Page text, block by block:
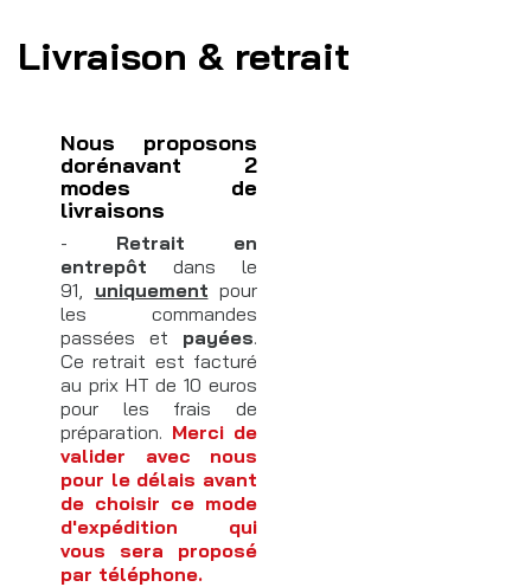
Livraison & retrait
Nous proposons
dorénavant 2
modes de
livraisons
- Retrait en
entrepôt dans le
91, uniquement pour
les commandes
passées et payées.
Ce retrait est facturé
au prix HT de 10 euros
pour les frais de
préparation. Merci de
valider avec nous
pour le délais avant
de choisir ce mode
d'expédition qui
vous sera proposé
par téléphone.